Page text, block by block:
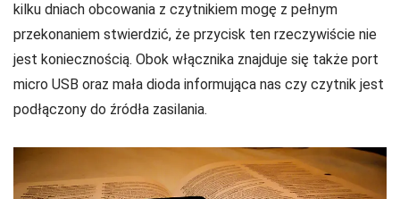
kilku dniach obcowania z czytnikiem mogę z pełnym
przekonaniem stwierdzić, że przycisk ten rzeczywiście nie
jest koniecznością. Obok włącznika znajduje się także port
micro USB oraz mała dioda informująca nas czy czytnik jest
podłączony do źródła zasilania.